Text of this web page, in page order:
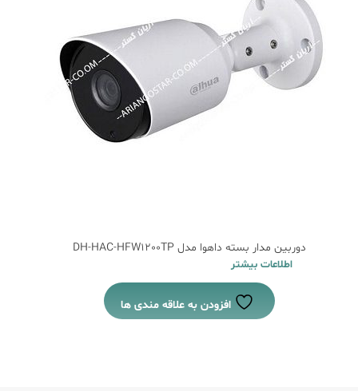
دوربین مدار بسته داهوا مدل DH-HAC-HFW1200TP
اطلاعات بیشتر
افزودن به علاقه مندی ها